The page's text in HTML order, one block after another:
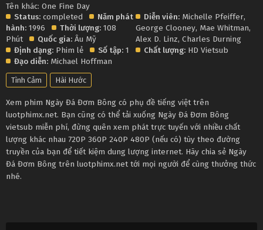
Tên khác: One Fine Day
Status: completed
Năm phát
hành: 1996 Thời lượng: 108
Phút
Quốc gia: Âu Mỹ
Định dạng: Phim lẻ Số tập: 1
Đạo diễn: Michael Hoffman
Diễn viên: Michelle Pfeiffer,
George Clooney, Mae Whitman,
Alex D. Linz,Charles Durning
Chất lượng: HD Vietsub
Tình Cảm Hài Hước
Xem phim Ngày Đá Đơm Bông có phụ đề tiếng việt trên
luotphimx.net. Bạn cũng có thể tải xuống Ngày Đá Đơm Bông
vietsub miễn phí, đừng quên xem phát trực tuyến với nhiều chất
lượng khác nhau 720P 360P 240P 480P (nếu có) tùy theo đường
truyền của bạn để tiết kiệm dung lượng internet. Hãy chia sẻ Ngày
Đá Đơm Bông trên luotphimx.net tới mọi người để cùng thưởng thức
nhé.